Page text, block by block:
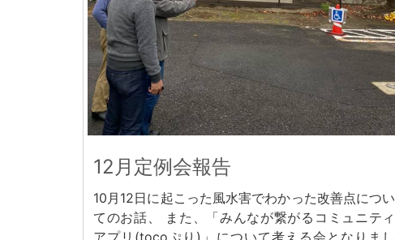
12月定例会報告
10月12日に起こった風水害でわかった改善点につい
てのお話、 また、「みんなが繋がるコミュニティ